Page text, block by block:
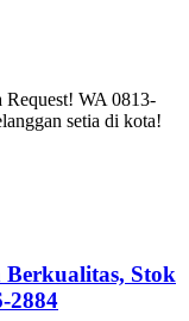
WA 0813-
setia di kota!
Stok
2884